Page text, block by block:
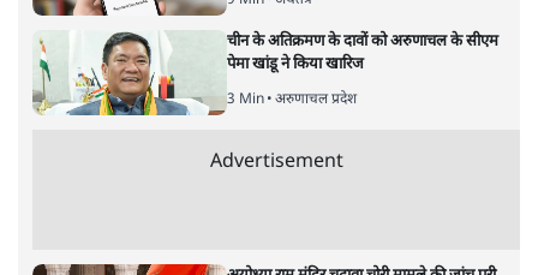
Advertisement
'Chhatron Ki Goonj' कार्यक्रम में उमड़ी युवाओं
लग सकता है मामूली चार्ज: केंद्र